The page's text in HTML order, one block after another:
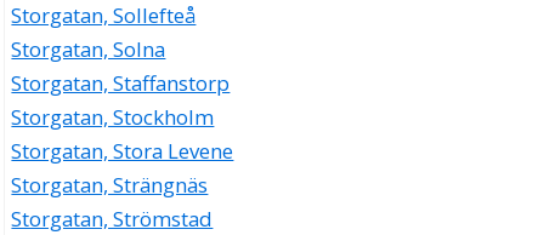
Storgatan, Sollefteå
Storgatan, Solna
Storgatan, Staffanstorp
Storgatan, Stockholm
Storgatan, Stora Levene
Storgatan, Strängnäs
Storgatan, Strömstad